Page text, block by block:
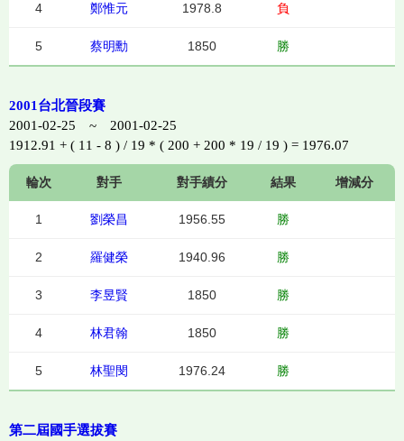
4 鄭惟元 1978.8 負
5 蔡明勳 1850 勝
2001台北晉段賽
2001-02-25 ~ 2001-02-25
1912.91 + ( 11 - 8 ) / 19 * ( 200 + 200 * 19 / 19 ) = 1976.07
輪次 對手 對手績分 結果 增減分
1 劉榮昌 1956.55 勝
2 羅健榮 1940.96 勝
3 李昱賢 1850 勝
4 林君翰 1850 勝
5 林聖閔 1976.24 勝
第二屆國手選拔賽